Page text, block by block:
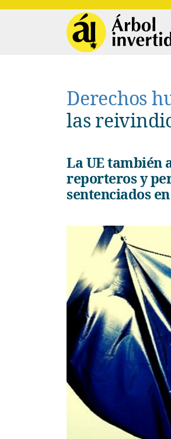
Derechos
las
La UE también aprovechó para recordar "los casos de ciudadanos
reporteros y
sentenciados